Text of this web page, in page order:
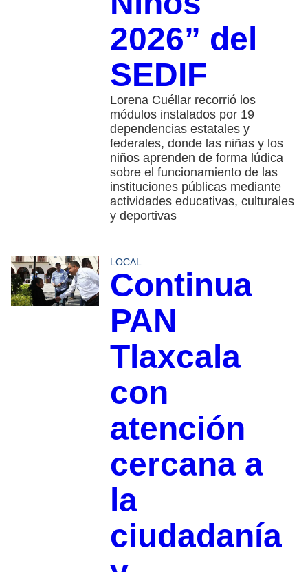
2026” del
SEDIF
Lorena Cuéllar recorrió los
módulos instalados por 19
dependencias estatales y
federales, donde las niñas y los
niños aprenden de forma lúdica
sobre el funcionamiento de las
instituciones públicas mediante
actividades educativas, culturales
y deportivas
LOCAL
Continua
PAN
Tlaxcala
con
atención
cercana a
la
ciudadanía